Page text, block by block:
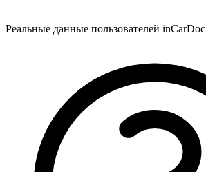
Реальные данные пользователей inCarDoc